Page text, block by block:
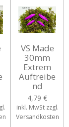
VS Made
30mm
Extrem
Auftreibe
nd
4,79 €
inkl. MwSt zzgl.
Versandkosten